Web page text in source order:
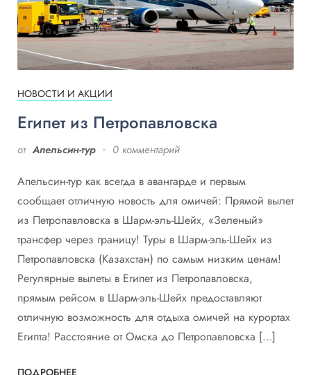
НОВОСТИ И АКЦИИ
Египет из Петропавловска
от Апельсин-тур 0 комментарий
Апельсин-тур как всегда в авангарде и первым
сообщает отличную новость для омичей: Прямой вылет
из Петропавловска в Шарм-эль-Шейх, «Зеленый»
трансфер через границу! Туры в Шарм-эль-Шейх из
Петропавловска (Казахстан) по самым низким ценам!
Регулярные вылеты в Египет из Петропавловска,
прямым рейсом в Шарм-эль-Шейх предоставляют
отличную возможность для отдыха омичей на курортах
Египта! Расстояние от Омска до Петропавловска […]
ПОДРОБНЕЕ